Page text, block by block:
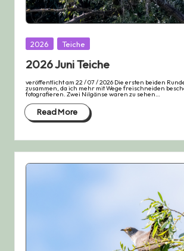
Posted
in2026 Teiche
2026 Juni Teiche
veröffentlicht am 22 / 07 / 2026 Die ersten beiden
zusammen, da ich mehr mit Wege freischneiden
fotografieren. Zwei Nilgänse waren zu sehen…
Read More